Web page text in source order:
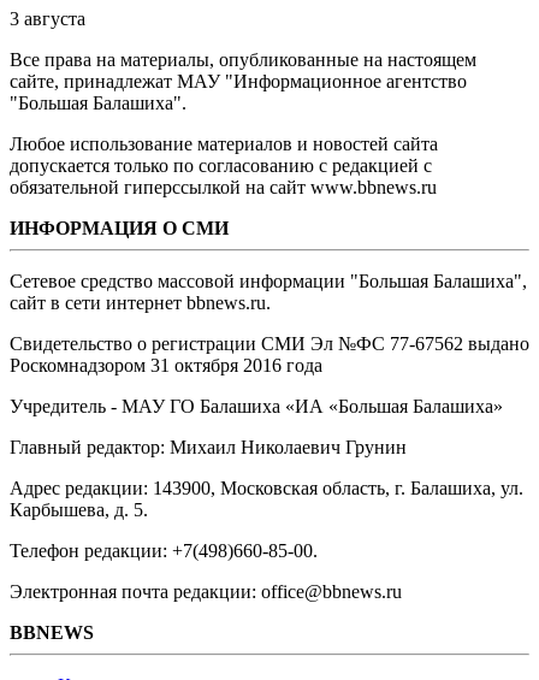
3 августа
Все права на материалы, опубликованные на настоящем
сайте, принадлежат МАУ "Информационное агентство
"Большая Балашиха".
Любое использование материалов и новостей сайта
допускается только по согласованию с редакцией с
обязательной гиперссылкой на сайт www.bbnews.ru
ИНФОРМАЦИЯ О СМИ
Сетевое средство массовой информации "Большая Балашиха",
сайт в сети интернет bbnews.ru.
Свидетельство о регистрации СМИ Эл №ФС ‎77-67562 выдано
Роскомнадзором 31 октября 2016 года
Учредитель - МАУ ГО Балашиха «ИА «Большая Балашиха»
Главный редактор: Михаил Николаевич Грунин
Адрес редакции: 143900, Московская область, г. Балашиха, ул.
Карбышева, д. 5.
Телефон редакции: +7(498)660-85-00.
Электронная почта редакции: office@bbnews.ru
BBNEWS